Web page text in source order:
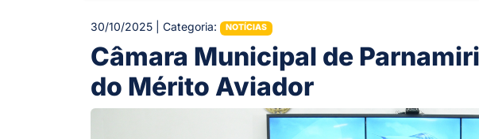
30/10/2025 | Categoria: NOTÍCIAS
Câmara Municipal de
do Mérito Aviador